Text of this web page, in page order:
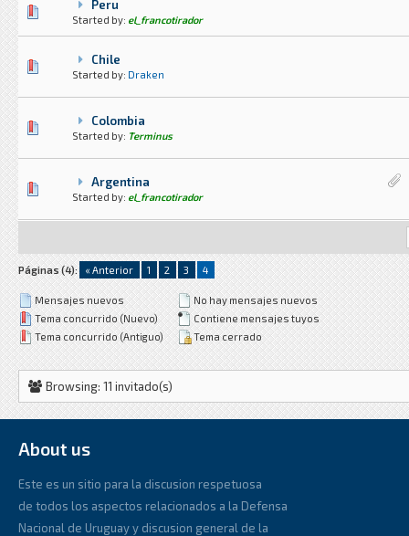
Peru
Started by: el_francotirador
1 voto(s) - Media 1 de 5
12 3
Chile
Started by: Draken
11 voto(s) - Media 1.73 de 5
1234
Colombia
Started by: Terminus
7 voto(s) - Media 1.71 de 5
12345
Argentina
Started by: el_francotirador
9 voto(s) - Media 1 de 5
1 2345
Páginas (4): « Anterior 1 2 3 4
Mensajes nuevos
Tema concurrido (Nuevo)
Tema concurrido (Antiguo)
No hay mensajes nuevos
Contiene mensajes tuyos
Tema cerrado
Browsing: 11 invitado(s)
About us
Este es un sitio para la discusion respetuosa
de todos los aspectos relacionados a la Defensa
Nacional de Uruguay y discusion general de la